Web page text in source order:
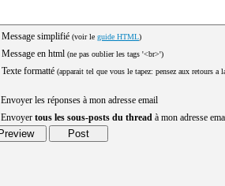
Message simplifié (voir le guide HTML)
Message en html (ne pas oublier les tags '<br>')
Texte formatté (apparait tel que vous le tapez: pensez aux retours a
Envoyer les réponses à mon adresse email
Envoyer tous les sous-posts du thread à mon adresse